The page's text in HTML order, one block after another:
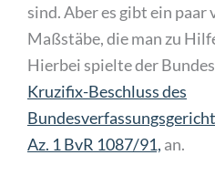
sind. Aber es gibt ein
Maßstäbe, die man zu
Hierbei spielte der
Kruzifix-Beschluss des
Az. 1 BvR 1087/91, an.